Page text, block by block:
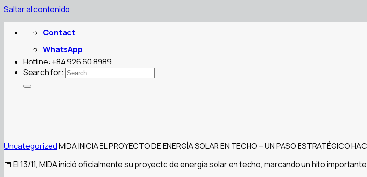
Saltar al contenido
Contact
WhatsApp
Hotline: +84 926 60 8989
Search for:
UncategorizedMIDA INICIA EL PROYECTO DE ENERGÍA SOLAR EN TECHO – UN PASO ESTRATÉGICO
📅 El 13/11, MIDA inició oficialmente su proyecto de energía solar en techo, marcando un hito